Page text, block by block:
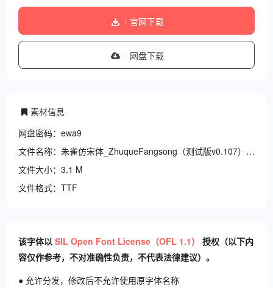
官网下载
网盘下载
素材信息
网盘密码：ewa9
文件名称：朱
文件大小：3.1 M
文件格式：TTF
该字体以 SIL Open Font License（OFL 1.1）
授权（以下内
容仅作参考，不对准确性负责，不代表法律建议）。
● 允许分发，修改后不允许使用原字体名称